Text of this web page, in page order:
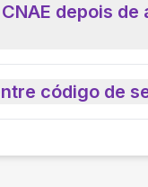
depois de
código de